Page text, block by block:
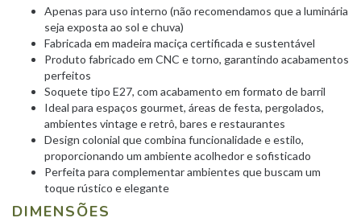
Apenas para uso interno (não recomendamos que a luminária
seja exposta ao sol e chuva)
Fabricada em madeira maciça certificada e sustentável
Produto fabricado em CNC e torno, garantindo acabamentos
perfeitos
Soquete tipo E27, com acabamento em formato de barril
Ideal para espaços gourmet, áreas de festa, pergolados,
ambientes vintage e retrô, bares e restaurantes
Design colonial que combina funcionalidade e estilo,
proporcionando um ambiente acolhedor e sofisticado
Perfeita para complementar ambientes que buscam um
toque rústico e elegante
DIMENSÕES